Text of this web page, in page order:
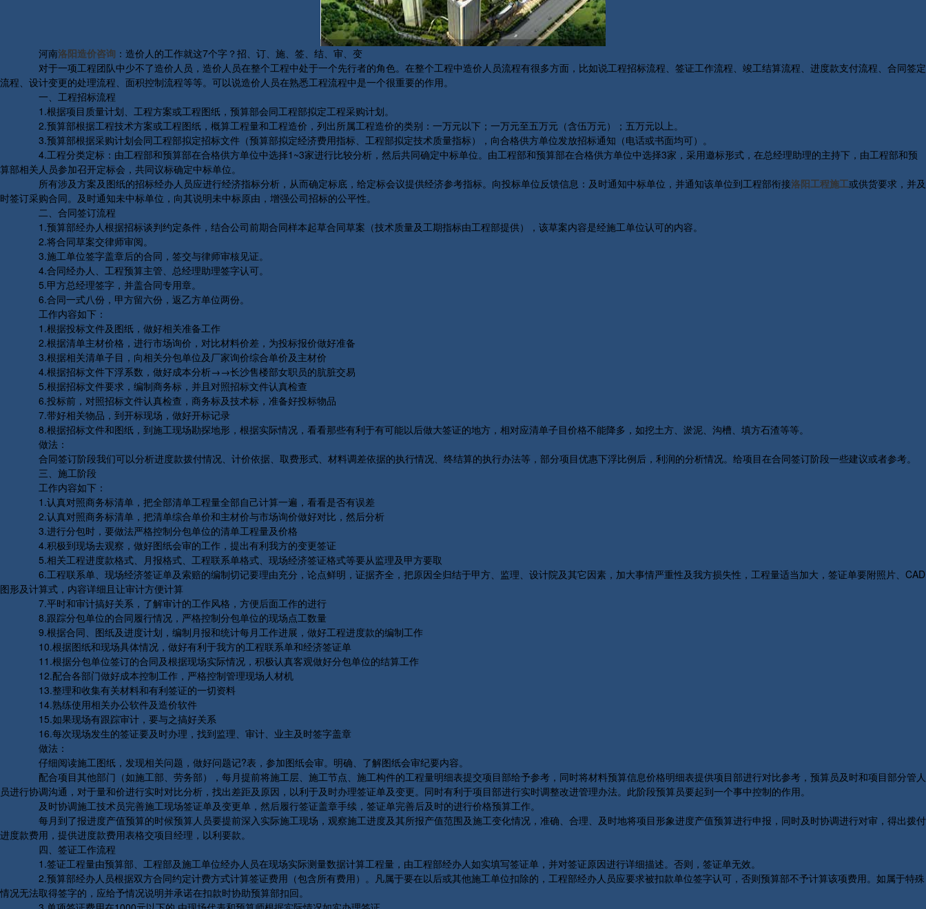
河南洛阳造价咨询 ：造价人的工作就这7个字？招、订、施、签、结、审、变
对于一项工程团队中少不了造价人员，造价人员在整个工程中处于一个先行者的角色。在整个工程中造价人员流程有很多方面，比如说工程招标流程、签证工作流程、竣工结算流程、进度款支付流程、合同签定
流程、设计变更的处理流程、面积控制流程等等。可以说造价人员在熟悉工程流程中是一个很重要的作用。
一、工程招标流程
1.根据项目质量计划、工程方案或工程图纸，预算部会同工程部拟定工程采购计划。
2.预算部根据工程技术方案或工程图纸，概算工程量和工程造价，列出所属工程造价的类别：一万元以下；一万元至五万元（含伍万元）；五万元以上。
3.预算部根据采购计划会同工程部拟定招标文件（预算部拟定经济费用指标、工程部拟定技术质量指标），向合格供方单位发放招标通知（电话或书面均可）。
4.工程分类定标：由工程部和预算部在合格供方单位中选择1~3家进行比较分析，然后共同确定中标单位。由工程部和预算部在合格供方单位中选择3家，采用邀标形式，在总经理助理的主持下，由工程部和预
算部相关人员参加召开定标会，共同议标确定中标单位。
所有涉及方案及图纸的招标经办人员应进行经济指标分析，从而确定标底，给定标会议提供经济参考指标。向投标单位反馈信息：及时通知中标单位，并通知该单位到工程部衔接洛阳工程施工或供货要求，并及
时签订采购合同。及时通知未中标单位，向其说明未中标原由，增强公司招标的公平性。
二、合同签订流程
1.预算部经办人根据招标谈判约定条件，结合公司前期合同样本起草合同草案（技术质量及工期指标由工程部提供），该草案内容是经施工单位认可的内容。
2.将合同草案交律师审阅。
3.施工单位签字盖章后的合同，签交与律师审核见证。
4.合同经办人、工程预算主管、总经理助理签字认可。
5.甲方总经理签字，并盖合同专用章。
6.合同一式八份，甲方留六份，返乙方单位两份。
工作内容如下：
1.根据投标文件及图纸，做好相关准备工作
2.根据清单主材价格，进行市场询价，对比材料价差，为投标报价做好准备
3.根据相关清单子目，向相关分包单位及厂家询价综合单价及主材价
4.根据招标文件下浮系数，做好成本分析→→长沙售楼部女职员的肮脏交易
5.根据招标文件要求，编制商务标，并且对照招标文件认真检查
6.投标前，对照招标文件认真检查，商务标及技术标，准备好投标物品
7.带好相关物品，到开标现场，做好开标记录
8.根据招标文件和图纸，到施工现场勘探地形，根据实际情况，看看那些有利于有可能以后做大签证的地方，相对应清单子目价格不能降多，如挖土方、淤泥、沟槽、填方石渣等等。
做法：
合同签订阶段我们可以分析进度款拨付情况、计价依据、取费形式、材料调差依据的执行情况、终结算的执行办法等，部分项目优惠下浮比例后，利润的分析情况。给项目在合同签订阶段一些建议或者参考。
三、施工阶段
工作内容如下：
1.认真对照商务标清单，把全部清单工程量全部自己计算一遍，看看是否有误差
2.认真对照商务标清单，把清单综合单价和主材价与市场询价做好对比，然后分析
3.进行分包时，要做法严格控制分包单位的清单工程量及价格
4.积极到现场去观察，做好图纸会审的工作，提出有利我方的变更签证
5.相关工程进度款格式、月报格式、工程联系单格式、现场经济签证格式等要从监理及甲方要取
6.工程联系单、现场经济签证单及索赔的编制切记要理由充分，论点鲜明，证据齐全，把原因全归结于甲方、监理、设计院及其它因素，加大事情严重性及我方损失性，工程量适当加大，签证单要附照片、CAD
图形及计算式，内容详细且让审计方便计算
7.平时和审计搞好关系，了解审计的工作风格，方便后面工作的进行
8.跟踪分包单位的合同履行情况，严格控制分包单位的现场点工数量
9.根据合同、图纸及进度计划，编制月报和统计每月工作进展，做好工程进度款的编制工作
10.根据图纸和现场具体情况，做好有利于我方的工程联系单和经济签证单
11.根据分包单位签订的合同及根据现场实际情况，积极认真客观做好分包单位的结算工作
12.配合各部门做好成本控制工作，严格控制管理现场人材机
13.整理和收集有关材料和有利签证的一切资料
14.熟练使用相关办公软件及造价软件
15.如果现场有跟踪审计，要与之搞好关系
16.每次现场发生的签证要及时办理，找到监理、审计、业主及时签字盖章
做法：
仔细阅读施工图纸，发现相关问题，做好问题记?表，参加图纸会审。明确、了解图纸会审纪要内容。
配合项目其他部门（如施工部、劳务部），每月提前将施工层、施工节点、施工构件的工程量明细表提交项目部给予参考，同时将材料预算信息价格明细表提供项目部进行对比参考，预算员及时和项目部分管人
员进行协调沟通，对于量和价进行实时对比分析，找出差距及原因，以利于及时办理签证单及变更。同时有利于项目部进行实时调整改进管理办法。此阶段预算员要起到一个事中控制的作用。
及时协调施工技术员完善施工现场签证单及变更单，然后履行签证盖章手续，签证单完善后及时的进行价格预算工作。
每月到了报进度产值预算的时候预算人员要提前深入实际施工现场，观察施工进度及其所报产值范围及施工变化情况，准确、合理、及时地将项目形象进度产值预算进行申报，同时及时协调进行对审，得出拨付
进度款费用，提供进度款费用表格交项目经理，以利要款。
四、签证工作流程
1.签证工程量由预算部、工程部及施工单位经办人员在现场实际测量数据计算工程量，由工程部经办人如实填写签证单，并对签证原因进行详细描述。否则，签证单无效。
2.预算部经办人员根据双方合同约定计费方式计算签证费用（包含所有费用）。凡属于要在以后或其他施工单位扣除的，工程部经办人员应要求被扣款单位签字认可，否则预算部不予计算该项费用。如属于特殊
情况无法取得签字的，应给予情况说明并承诺在扣款时协助预算部扣回。